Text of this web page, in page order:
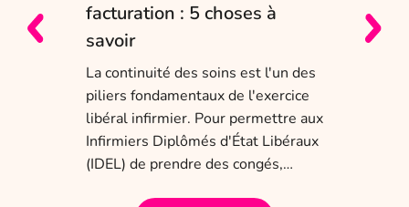
facturation : 5 choses à
savoir
La continuité des soins est l'un des
piliers fondamentaux de l'exercice
libéral infirmier. Pour permettre aux
Infirmiers Diplômés d'État Libéraux
(IDEL) de prendre des congés,…